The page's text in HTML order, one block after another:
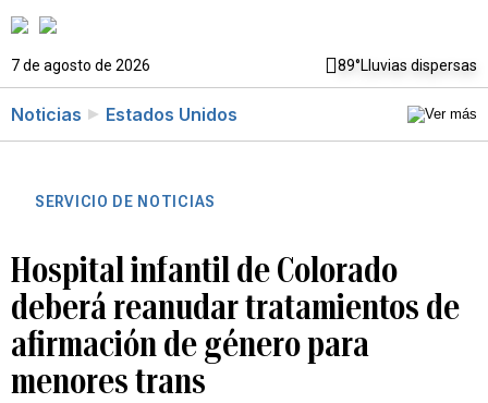
7 de agosto de 2026 89°Lluvias dispersas
Noticias Estados Unidos
SERVICIO DE NOTICIAS
Hospital infantil de Colorado
deberá reanudar tratamientos de
afirmación de género para
menores trans